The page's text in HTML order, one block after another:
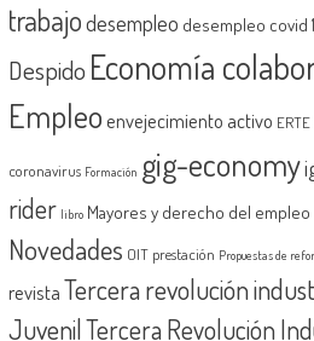
trabajodesempleo desempleo covid
Despido Economía
Empleoenvejecimiento activo ERTE
coronavirus Formación gig-economy
rider libro Mayores y derecho del empleo
Novedades OIT prestación Propuestas de
revistaTercera revolución
JuvenilTercera Revolución